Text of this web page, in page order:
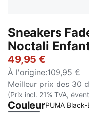
Sneakers
Noctali
49,95 €
À l'origine:109,95 €
Meilleur prix des 30
(Prix incl. 21% TVA,
CouleurPUMA